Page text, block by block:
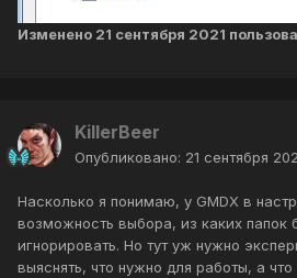
Изменено 21 сентября 2021
KillerBeer
Опубликовано: 21 сентября
Насколько я понимаю, у GMDX в
возможность выбора, из каких папок
игнорировать. Но тут уж нужно
выяснять, что нужно для работы, а